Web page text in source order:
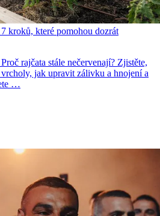
kroků, které pomohou dozrát
rajčata stále nečervenají? Zjistěte,
jak upravit zálivku a hnojení a
…